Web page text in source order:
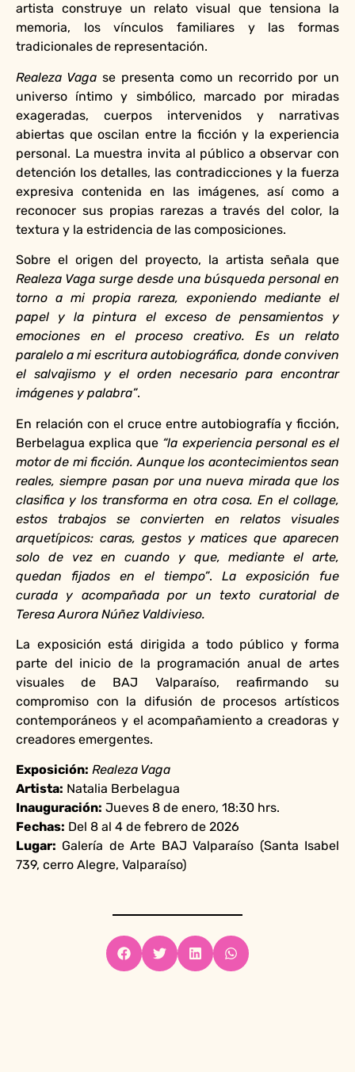
artista construye un relato visual que tensiona la
memoria, los vínculos familiares y las formas
tradicionales de representación.
Realeza Vagase presenta como un recorrido por un
universo íntimo y simbólico, marcado por miradas
exageradas, cuerpos intervenidos y narrativas
abiertas que oscilan entre la ficción y la experiencia
personal. La muestra invita al público a observar con
detención los detalles, las contradicciones y la fuerza
expresiva contenida en las imágenes, así como a
reconocer sus propias rarezas a través del color, la
textura y la estridencia de las composiciones.
Sobre el origen del proyecto, la artista señala que
Realeza Vaga surge desde una búsqueda personal en
torno a mi propia rareza, exponiendo mediante el
papel y la pintura el exceso de pensamientos y
emociones en el proceso creativo. Es un relato
paralelo a mi escritura autobiográfica, donde conviven
el salvajismo y el orden necesario para encontrar
imágenes y palabra”.
En relación con el cruce entre autobiografía y ficción,
Berbelagua explica que “la experiencia personal es el
motor de mi ficción. Aunque los acontecimientos sean
reales, siempre pasan por una nueva mirada que los
clasifica y los transforma en otra cosa. En el collage,
estos trabajos se convierten en relatos visuales
arquetípicos: caras, gestos y matices que aparecen
solo de vez en cuando y que, mediante el arte,
quedan fijados en el tiempo”. La exposición fue
curada y acompañada por un texto curatorial de
Teresa Aurora Núñez Valdivieso.
La exposición está dirigida a todo público y forma
parte del inicio de la programación anual de artes
visuales de BAJ Valparaíso, reafirmando su
compromiso con la difusión de procesos artísticos
contemporáneos y el acompañamiento a creadoras y
creadores emergentes.
Exposición: Realeza Vaga
Artista: Natalia Berbelagua
Inauguración: Jueves 8 de enero, 18:30 hrs.
Fechas: Del 8 al 4 de febrero de 2026
Lugar: Galería de Arte BAJ Valparaíso (Santa Isabel
739, cerro Alegre, Valparaíso)